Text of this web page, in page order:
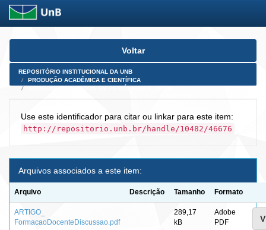
Skip
Voltar
REPOSITÓRIO INSTITUCIONAL DA UNB
PRODUÇÃO ACADÊMICA E CIENTÍFICA
Use este identificador para citar ou linkar para este item:
http://repositorio.unb.br/handle/10482/46676
Arquivos associados a este item:
Arquivo Descrição Tamanho Formato
ARTIGO_
FormacaoDocenteDiscussao.pdf
289,17
kB
Adobe
PDF